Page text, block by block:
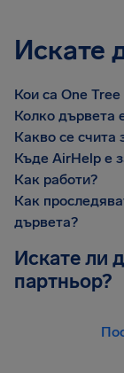
Искате
Кои са One
Колко дървета
Какво се счита
Къде AirHelp е
Как работи?
Как
дървета?
Искате ли
партньор?